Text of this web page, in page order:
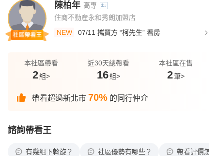
陳柏年 高專
住商不動産永和秀朗加盟店
NEW
07/11 攜買方 “柯先生” 看房
本社區帶看
2組>
近30天總帶看
16組>
本社區在售
2筆>
帶看超過新北市 70% 的同行仲介
諮詢帶看王
有幾組下斡旋？ 社區優勢有哪些？ 帶看評價怎